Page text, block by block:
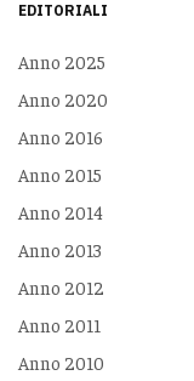
EDITORIALI
Anno 2025
Anno 2020
Anno 2016
Anno 2015
Anno 2014
Anno 2013
Anno 2012
Anno 2011
Anno 2010